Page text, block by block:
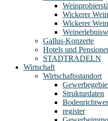
Wickerer
Wickerer
Gallus-Konzerte
Hotels und
STADTRADELN
Wirtschaft
Wirtschaftsstandort
Strukturdaten
register